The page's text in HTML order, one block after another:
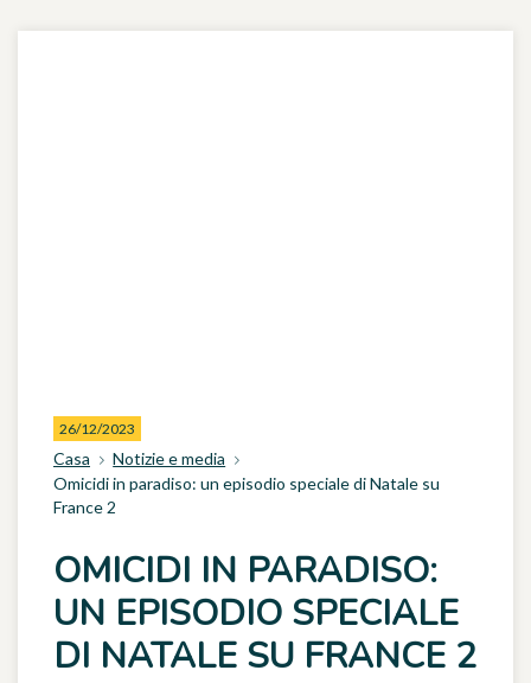
26/12/2023
Casa
Notizie e media
Omicidi in paradiso: un episodio speciale di Natale su
France 2
OMICIDI IN PARADISO:
UN EPISODIO SPECIALE
DI NATALE SU FRANCE 2